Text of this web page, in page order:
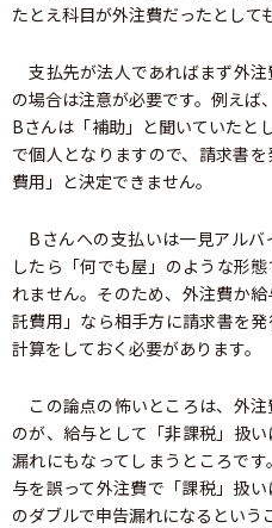
たとえ科目が外注費だったとして
支払先が法人であればまず外
の場合は注意が必要です。例えば
Bさんは「補助」と聞いていたと
で個人となりますので、請求書
費用」と決定できません。
Bさんへの支払いは一見アルバ
したら「何でも屋」のような形
れません。そのため、外注費か
託費用」なら相手方に請求書を
計算をしておく必要があります。
この論点の怖いところは、外
のが、給与として「非課税」扱
漏れにもなってしまうところで
与を誤って外注費で「課税」扱
のダブルで申告漏れになるという